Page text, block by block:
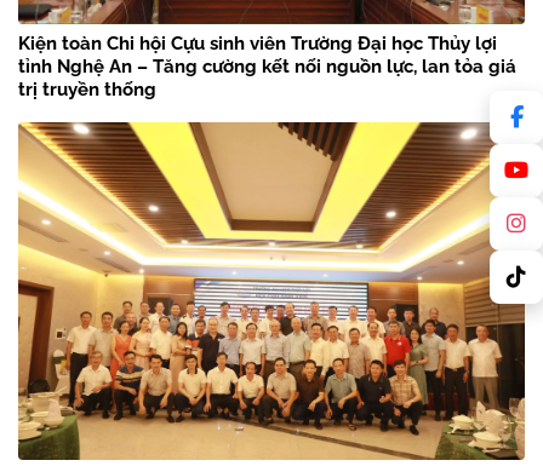
Kiện toàn Chi hội Cựu sinh viên Trường Đại học Thủy lợi
tỉnh Nghệ An – Tăng cường kết nối nguồn lực, lan tỏa giá
trị truyền thống